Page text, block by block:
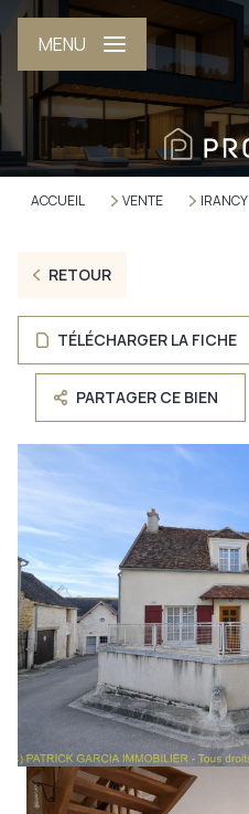
MENU
ACCUEIL VENTE IRANCY
RETOUR
TÉLÉCHARGER LA FICHE
PARTAGER CE BIEN